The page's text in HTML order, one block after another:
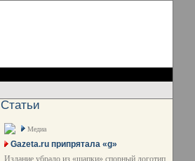
Статьи
Медиа
Gazeta.ru припрятала «g»
Издание убрало из «шапки» спорный логотип